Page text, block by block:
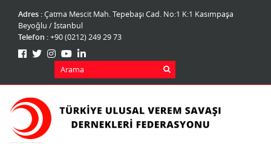
Adres :Çatma Mescit Mah. Tepebaşı Cad. No:1 K:1 Kasımpaşa
Beyoğlu / İstanbul
Telefon :+90 (0212) 249 29 73